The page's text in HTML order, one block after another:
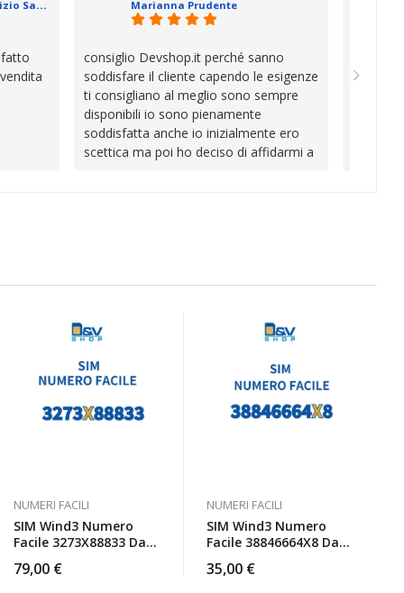
mani.Geometra Abilitato Maurizio Sammartano Marianna Prudente
consiglio Devshop.it perché sanno
soddisfare il cliente capendo le esigenze
ti consigliano al meglio sono sempre
disponibili io sono pienamente
soddisfatta anche io inizialmente ero
scettica ma poi ho deciso di affidarmi a
cambio
NUMERI FACILI
SIM Wind3 Numero
Facile 3273X88833 Da
79,00 €
NUMERI FACILI
SIM Wind3 Numero
Facile 38846664X8 Da
35,00 €